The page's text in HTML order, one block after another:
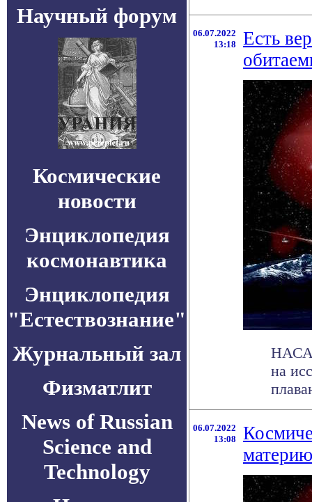
Научный форум
Космические
новости
Энциклопедия
космонавтика
Энциклопедия
"Естествознание"
Журнальный зал
Физматлит
News of Russian
Science and
Technology
06.07.2022
13:18
Есть
НАСА
на
06.07.2022
13:08